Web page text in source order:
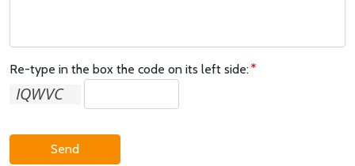
Re-type in the box the code on its left side:
Send